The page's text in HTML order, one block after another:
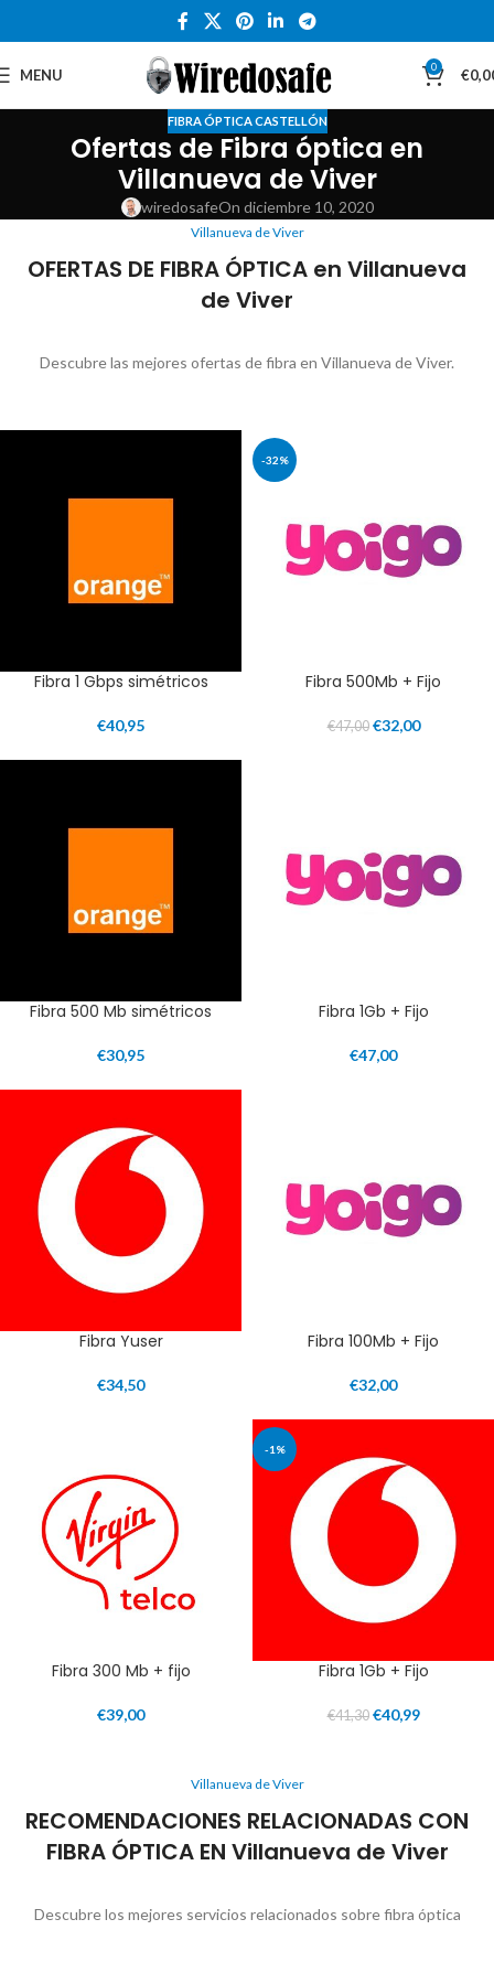
MENU 0 €
FIBRA ÓPTICA CASTELLÓN
Ofertas de Fibra óptica en
Villanueva de Viver
wiredosafeOn diciembre 10, 2020
Villanueva de Viver
OFERTAS DE FIBRA ÓPTICA en Villanueva
de Viver
Descubre las mejores ofertas de fibra en Villanueva de Viver.
Fibra 1 Gbps simétricos
€40,95
-32%
Fibra 500Mb + Fijo
€47,00 €32,00
Fibra 500 Mb simétricos
€30,95
Fibra 1Gb + Fijo
€47,00
Fibra Yuser
€34,50
Fibra 100Mb + Fijo
€32,00
Fibra 300 Mb + fijo
€39,00
-1%
Fibra 1Gb + Fijo
€41,30 €40,99
Villanueva de Viver
RECOMENDACIONES RELACIONADAS CON
FIBRA ÓPTICA EN Villanueva de Viver
Descubre los mejores servicios relacionados sobre fibra óptica